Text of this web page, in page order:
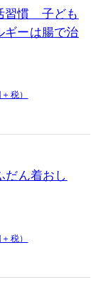
習慣 子ども
ギーは腸で治
税）
だん着おし
税）